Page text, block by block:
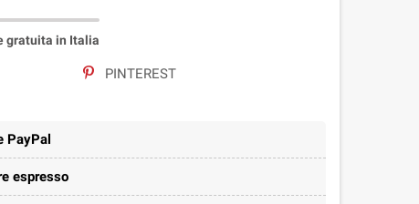
gratuita in Italia
PINTEREST
PayPal
espresso